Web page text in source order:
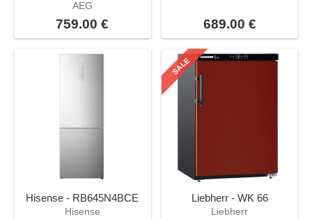
AEG
759.00 € 689.00 €
Hisense - RB645N4BCE
Hisense
SALE
Liebherr - WK 66
Liebherr